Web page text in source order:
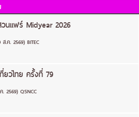
วนแฟร์ Midyear 2026
.ค. 2569) BITEC
ยวไทย ครั้งที่ 79
2569) QSNCC